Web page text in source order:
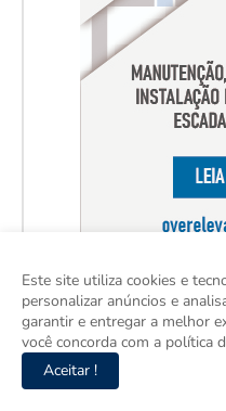
Este site utiliza cookies e
personalizar anúncios e
garantir e entregar a melhor
você concorda com a política
Aceitar !